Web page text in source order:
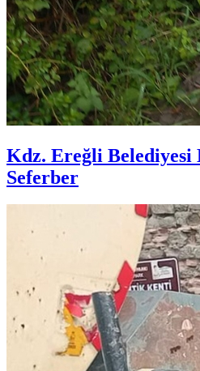
Kdz. Ereğli Belediyesi
Seferber